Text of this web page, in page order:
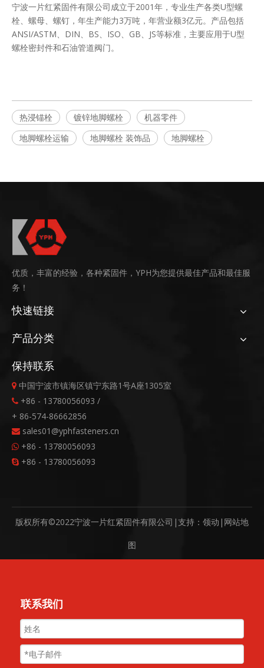
宁波一片红紧固件有限公司成立于2001年，专业生产各类U型螺
栓、螺母、螺钉，年生产能力3万吨，年营业额3亿元。产品包括
ANSI/ASTM、DIN、BS、ISO、GB、JS等标准，主要应用于U型
螺栓密封件和石油管道阀门。
热浸锚栓 镀锌地脚螺栓
机器零件
地脚螺栓运输
地脚螺栓 装饰品 地脚螺栓
优质，丰富的经验，各种紧固件，YPH为您提供最佳产品和最佳服
务！
快速链接
产品分类
保持联系
 中国宁波市镇海区镇宁东路1号A座1305室
 +86 - 13780056093 /
+ 86-574-86662856
 sales01@yphfasteners.cn
 +86 - 13780056093
 +86 - 13780056093
版权所有©2022宁波一片红紧固件有限公司|支持： 领动 | 网站地
图
联系我们